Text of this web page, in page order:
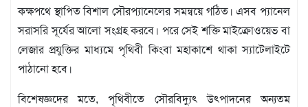
কক্ষপথে স্থাপিত বিশাল সৌরপ্যানেলের সমন্বয়ে গঠিত। এসব প্যানেল
সরাসরি সূর্যের আলো সংগ্রহ করবে। পরে সেই শক্তি মাইক্রোওয়েভ বা
লেজার প্রযুক্তির মাধ্যমে পৃথিবী কিংবা মহাকাশে থাকা স্যাটেলাইটে
পাঠানো হবে।
বিশেষজ্ঞদের মতে, পৃথিবীতে সৌরবিদ্যুৎ উৎপাদনের অন্যতম